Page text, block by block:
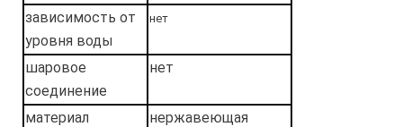
зависимость от
уровня воды
нет
шаровое
соединение
нет
материал
нержавеющая